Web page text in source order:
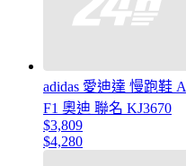
adidas 愛迪達 慢跑鞋
F1 奧迪 聯名 KJ3670
$3,809
$4,280